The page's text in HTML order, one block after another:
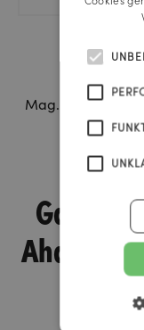
Mag. Christian
Ganz
Aha-